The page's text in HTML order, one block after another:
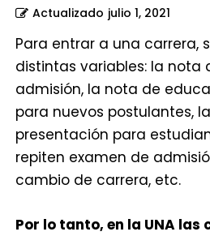
Actualizado julio 1, 2021
Para entrar a una carrera,
distintas variables: la nota
admisión, la nota de
para nuevos postulantes,
presentación para
repiten examen de
cambio de carrera, etc.
Por lo tanto, en la UNA